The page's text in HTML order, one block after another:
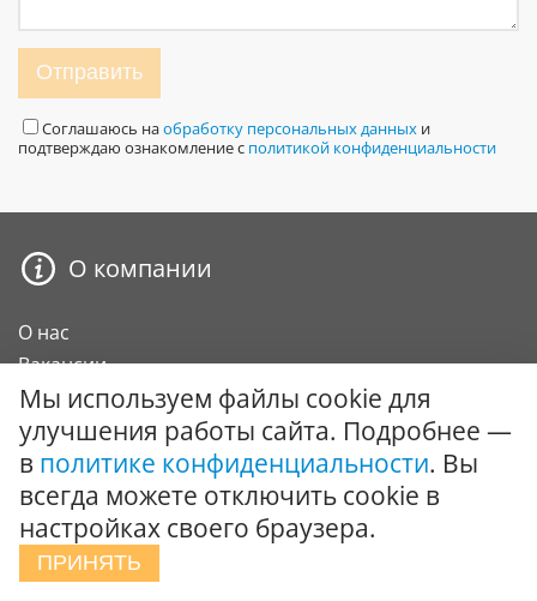
Отправить
Соглашаюсь наобработку персональных данных и
подтверждаю ознакомление с политикой конфиденциальности
О компании
О нас
Вакансии
Сертификаты и награды
Карта сайта
Покупателю
О компании
Оплата
Мы используем файлы cookie для
улучшения работы сайта. Подробнее —
в политике конфиденциальности. Вы
всегда можете отключить cookie в
настройках своего браузера.
ПРИНЯТЬ